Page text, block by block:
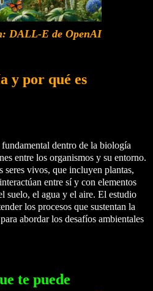
DALL-E de OpenAI
y por qué es
dentro de la biología
entre los organismos y su entorno.
seres vivos, que incluyen plantas,
entre sí y con elementos
suelo, el agua y el aire. El estudio
los procesos que sustentan la
abordar los desafíos ambientales
te puede